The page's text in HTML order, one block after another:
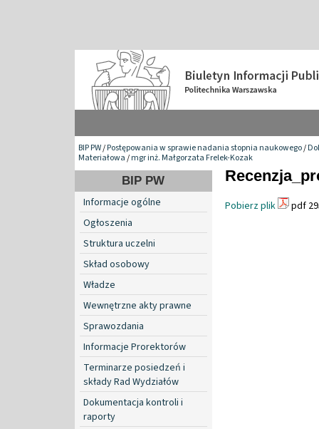
BIP PW/Postępowania w sprawie nadania stopnia naukowego/
Materiałowa/mgr inż. Małgorzata Frelek-Kozak
BIP PW
Informacje ogólne
Ogłoszenia
Struktura uczelni
Skład osobowy
Władze
Wewnętrzne akty prawne
Sprawozdania
Informacje Prorektorów
Terminarze posiedzeń i
składy Rad Wydziałów
Dokumentacja kontroli i
raporty
Pobierz plik pdf